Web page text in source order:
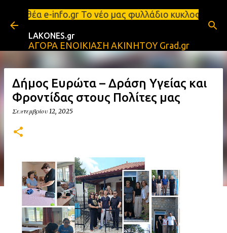
Μετάβαση στο κύριο περιεχόμενο
e-info.gr Το νέο μας φυλλάδιο
LAKONES.gr
ΑΓΟΡΑ ΕΝΟΙΚΙΑΣΗ ΑΚΙΝΗΤΟΥ Grad.gr
Δήμος Ευρώτα – Δράση Υγείας και
Φροντίδας στους Πολίτες μας
Σεπτεμβρίου 12, 2025